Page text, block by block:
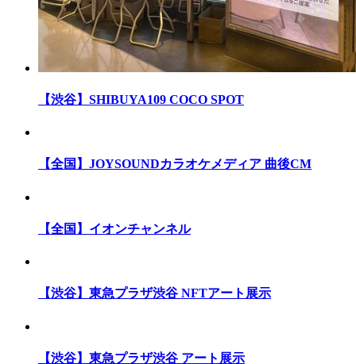
【渋谷】SHIBUYA109 COCO SPOT
【全国】JOYSOUNDカラオケメディア 曲後CM
【全国】イオンチャンネル
【渋谷】東急プラザ渋谷 NFTアート展示
【渋谷】東急プラザ渋谷 アート展示